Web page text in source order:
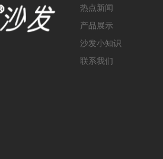
热点新闻
产品展示
沙发小知识
联系我们